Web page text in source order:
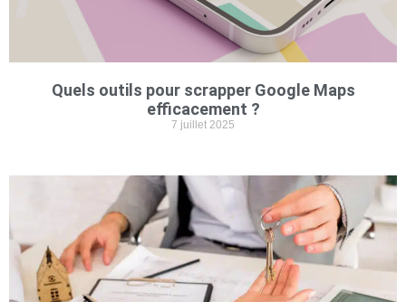
Quels outils pour scrapper Google Maps
efficacement ?
7 juillet 2025